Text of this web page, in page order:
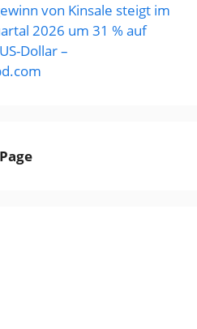
von Kinsale steigt im
2026 um 31 % auf
Dollar –
Page